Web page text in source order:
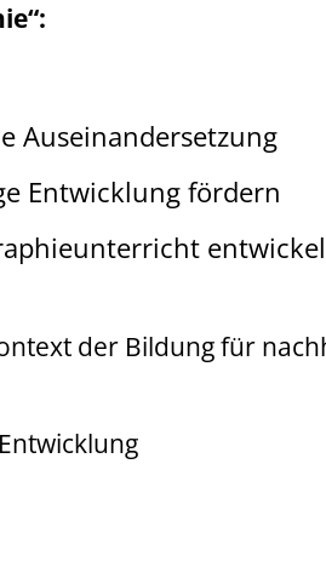
Auseinandersetzung
Entwicklung fördern
der Bildung für